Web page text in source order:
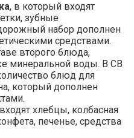
, в который входят
зубные
набор дополнен
средствами.
второго блюда,
минеральной воды. В СВ
блюд для
который дополнен
хлебцы, колбасная
печенье, средства